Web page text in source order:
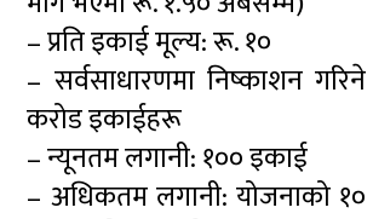
– प्रति इकाई मूल्य: रू. १०
– सर्वसाधारणमा निष्काशन
करोड इकाईहरू
– न्यूनतम लगानी: १०० इकाई
– अधिकतम लगानी: योजनाको १०